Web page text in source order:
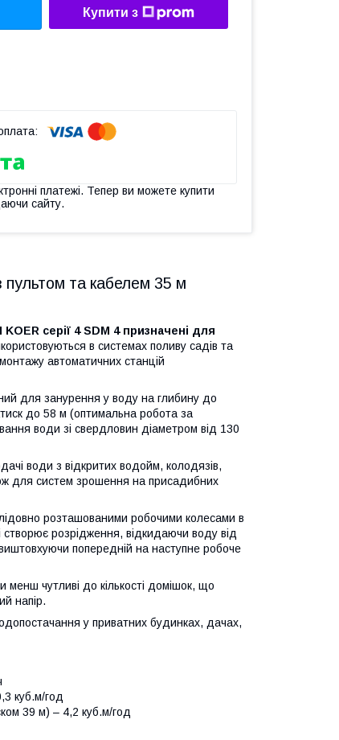
Купити з
платежі. Тепер ви можете купити
сайту.
та кабелем 35 м
серії 4 SDM 4 призначені для
в системах поливу садів та
автоматичних станцій
для занурення у воду на глибину до
до 58 м (оптимальна робота за
води зі свердловин діаметром від 130
води з відкритих водойм, колодязів,
для систем зрошення на присадибних
розташованими робочими колесами в
розрідження, відкидаючи воду від
попередній на наступне робоче
менш чутливі до кількості домішок, що
напір.
у приватних будинках, дачах,
куб.м/год
39 м) – 4,2 куб.м/год